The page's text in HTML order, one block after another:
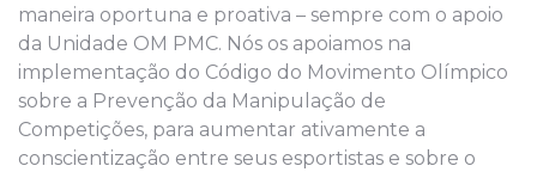
maneira oportuna e proativa – sempre com o apoio
da Unidade OM PMC. Nós os apoiamos na
implementação do Código do Movimento Olímpico
sobre a Prevenção da Manipulação de
Competições, para aumentar ativamente a
conscientização entre seus esportistas e sobre o